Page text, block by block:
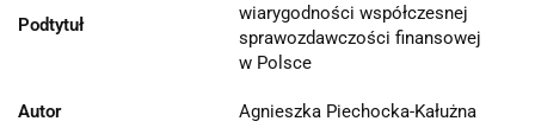
Podtytuł
wiarygodności współczesnej
sprawozdawczości finansowej
w Polsce
Autor Agnieszka Piechocka-Kałużna